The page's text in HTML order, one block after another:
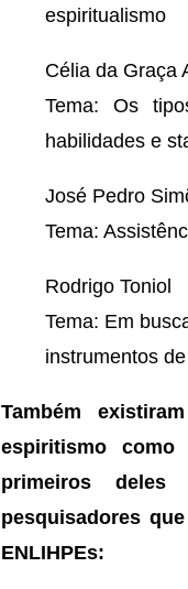
espiritualismo
Célia da Graça
Tema: Os
habilidades e
José Pedro
Tema:
Rodrigo Toniol
Tema: Em
instrumentos
Também
espiritismo
primeiros deles
pesquisadores
ENLIHPEs: